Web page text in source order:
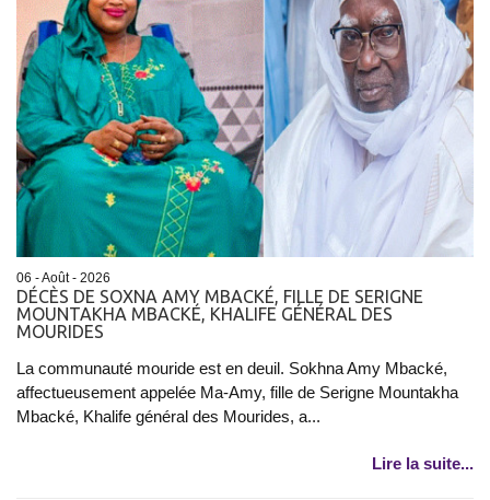
06 - Août - 2026
DÉCÈS DE SOXNA AMY MBACKÉ, FILLE DE SERIGNE
MOUNTAKHA MBACKÉ, KHALIFE GÉNÉRAL DES
MOURIDES
La communauté mouride est en deuil. Sokhna Amy Mbacké,
affectueusement appelée Ma-Amy, fille de Serigne Mountakha
Mbacké, Khalife général des Mourides, a...
Lire la suite...